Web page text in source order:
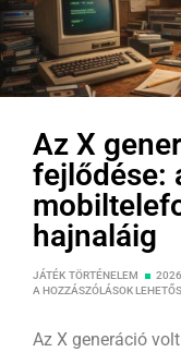
Az X
fejlődése:
hajnaláig
JÁTÉK TÖRTÉNELEM
A HOZZÁSZÓLÁSOK
Az X generáció